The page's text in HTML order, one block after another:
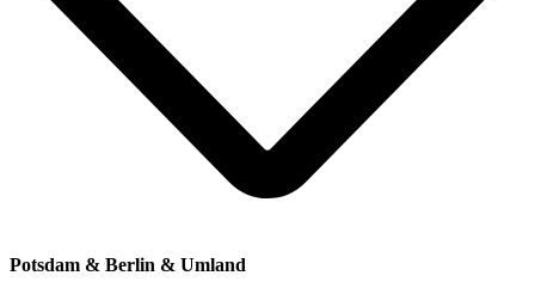
Potsdam & Berlin & Umland